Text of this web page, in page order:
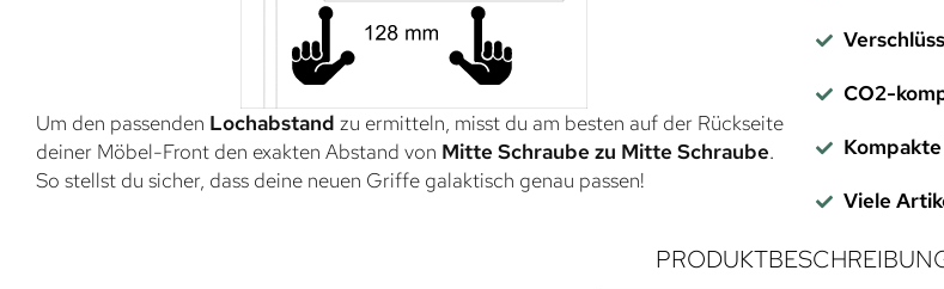
Um den passenden Lochabstand zu ermitteln, misst du am besten auf der Rückseite
deiner Möbel-Front den exakten Abstand von Mitte Schraube zu Mitte Schraube.
So stellst du sicher, dass deine neuen Griffe galaktisch genau passen!
CO2-
Viele